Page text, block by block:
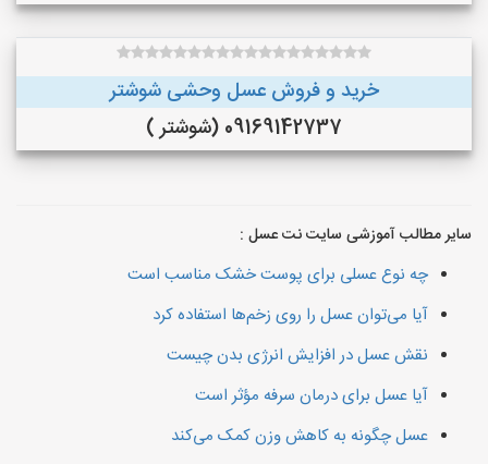
خرید و فروش عسل وحشی شوشتر
09169142737 (شوشتر )
سایر مطالب آموزشی سایت نت عسل :
چه نوع عسلی برای پوست خشک مناسب است
آیا می‌توان عسل را روی زخم‌ها استفاده کرد
نقش عسل در افزایش انرژی بدن چیست
آیا عسل برای درمان سرفه مؤثر است
عسل چگونه به کاهش وزن کمک می‌کند